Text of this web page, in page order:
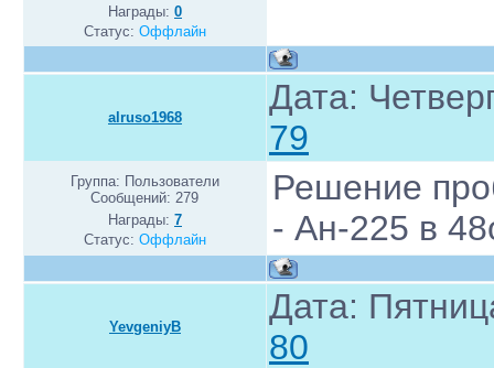
Награды: 0
Статус: Оффлайн
alruso1968
Дата:
79
Группа: Пользователи
Сообщений:279
Награды: 7
Статус: Оффлайн
Решение
- Ан-225 в
YevgeniyB
Дата:
80